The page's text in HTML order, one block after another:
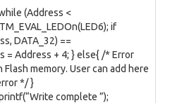
(Address <
if
DATA_32) ==
= Address + 4; } else{ /* Error
memory. User can add here
*/ }
complete ”);